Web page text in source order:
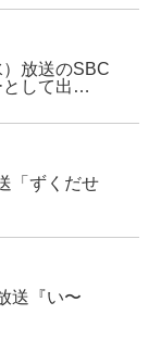
）放送のSBC
として出…
「ずくだせ
送『い〜